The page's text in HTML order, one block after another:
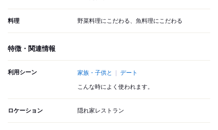
料理 野菜料理にこだわる、魚料理にこだわる
特徴・関連情報
利用シーン 家族・子供と デート
こんな時によく使われます。
ロケーション 隠れ家レストラン